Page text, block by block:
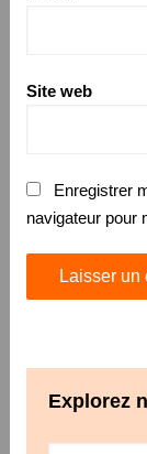
Site web
Enregistrer
navigateur pour
Explorez